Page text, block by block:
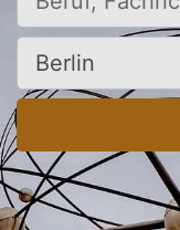
Ort, Stadt